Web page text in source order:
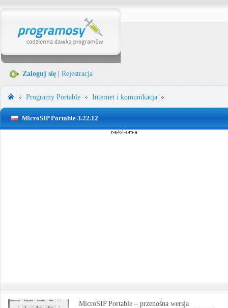
Zaloguj się Rejestracja
Programy Portable Internet i komunikacja
MicroSIP Portable 3.22.12
MicroSIP Portable – przenośna wersja